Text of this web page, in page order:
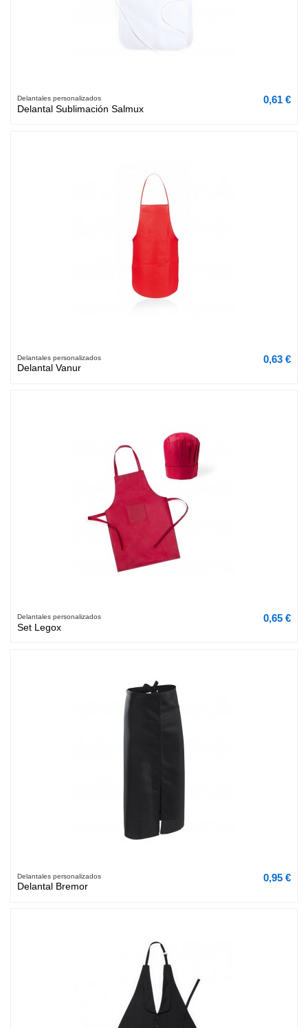
Delantales personalizados
Delantal Sublimación Salmux
0,61 €
Delantales personalizados
Delantal Vanur
0,63 €
Delantales personalizados
Set Legox
0,65 €
Delantales personalizados
Delantal Bremor
0,95 €